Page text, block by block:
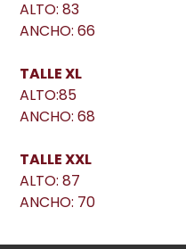
ALTO: 83
ANCHO: 66
TALLE XL
ALTO:85
ANCHO: 68
TALLE XXL
ALTO: 87
ANCHO: 70